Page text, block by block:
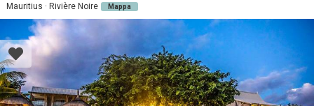
Mauritius · Rivière Noire Mappa